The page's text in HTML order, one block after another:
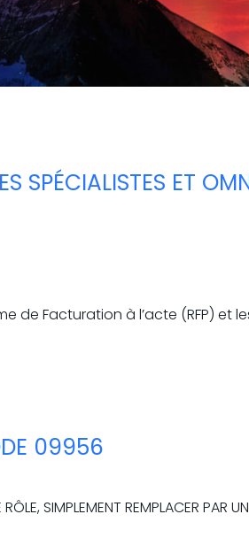
SPÉCIALISTES ET
de Facturation à l’acte (RFP)
09956
SIMPLEMENT REMPLACER PAR UN